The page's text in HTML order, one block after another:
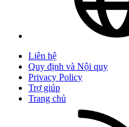
Liên hệ
Quy định và Nội quy
Privacy Policy
Trợ giúp
Trang chủ